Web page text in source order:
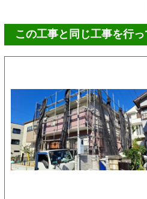
この工事と同じ工事を行